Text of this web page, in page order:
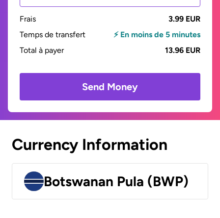
Frais
3.99 EUR
Temps de transfert
⚡ En moins de 5 minutes
Total à payer
13.96 EUR
Send Money
Currency Information
Botswanan Pula (BWP)